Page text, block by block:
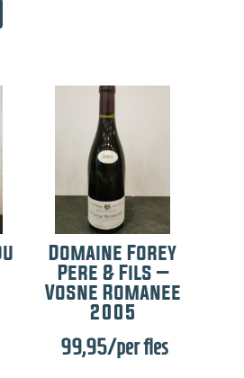
Domaine Forey
Pere & Fils –
Vosne Romanee
2005
99,95/per fles